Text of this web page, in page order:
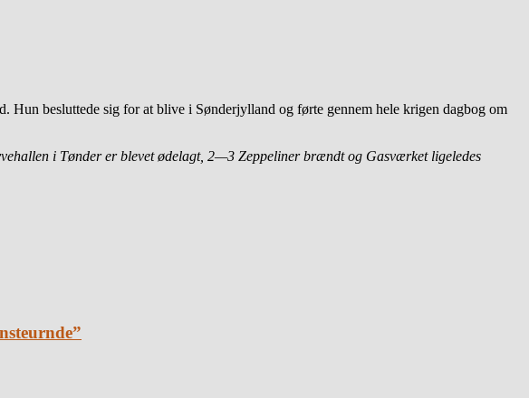
Hun besluttede sig for at blive i Sønderjylland og førte gennem hele krigen dagbog om
i Tønder er blevet ødelagt, 2—3 Zeppeliner brændt og Gasværket ligeledes